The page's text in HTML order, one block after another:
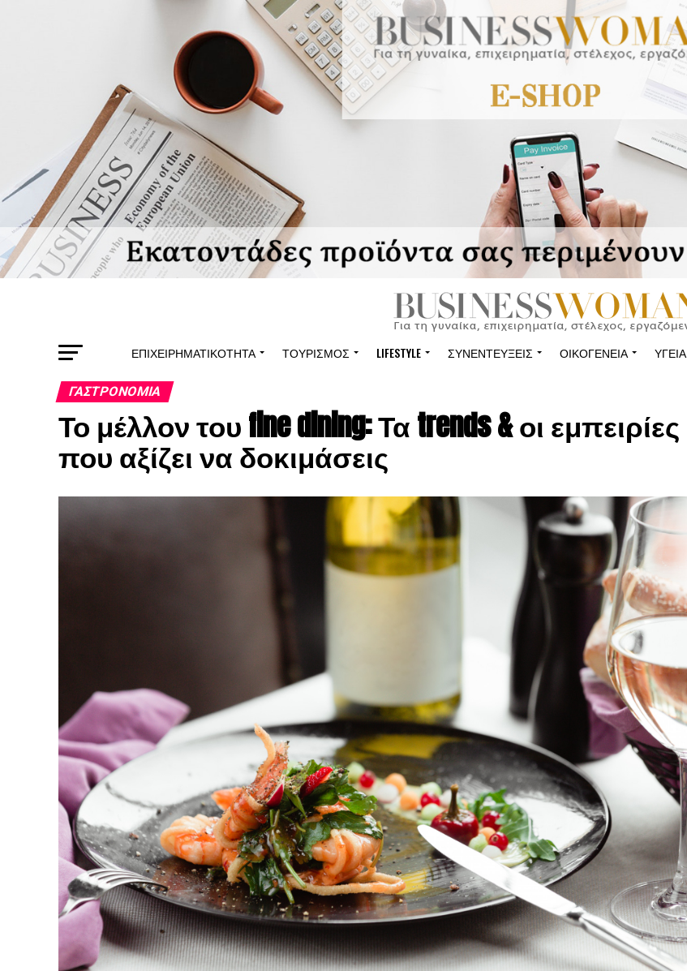
ΕΠΙΧΕΙΡΗΜΑΤΙΚΌΤΗΤΑ ΤΟΥΡΙΣΜΌΣ LIFESTYLE ΣΥΝΕΝΤΕΎΞΕΙΣ ΟΙΚΟΓΈΝΕΙΑ ΥΓΕΊΑ
ΓΑΣΤΡΟΝΟΜΊΑ
Το μέλλον του fine dining: Τα trends & οι εμπειρίες
που αξίζει να δοκιμάσεις